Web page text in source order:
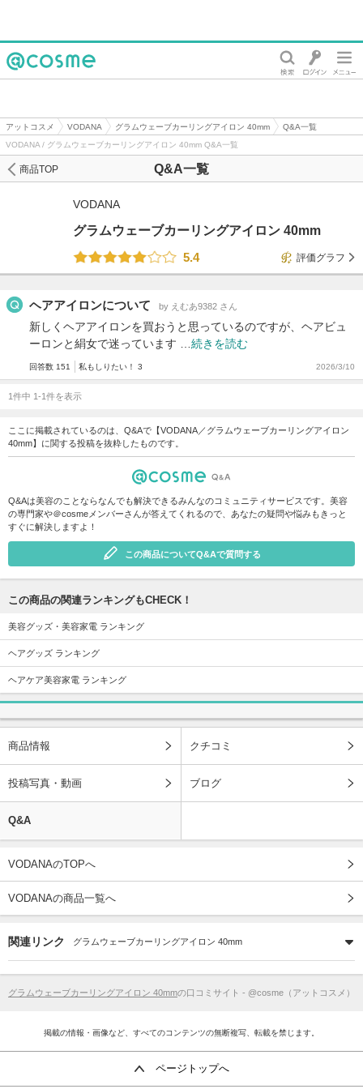
アットコスメ VODANA グラムウェーブカーリングアイロン 40mm
Q&A一覧
VODANA / グラムウェーブカーリングアイロン 40mm Q&A一覧
Q&A一覧
商品TOP
VODANA
グラムウェーブカーリングアイロン 40mm
5.4
評価グラフ
ヘアアイロンについて by えむあ9382 さん
新しくヘアアイロンを買おうと思っているのですが、ヘアビュ
ーロンと絹女で迷っています … 続きを読む
回答数 151 私もしりたい！ 3 2026/3/10
1件中 1-1件を表示
ここに掲載されているのは、Q&Aで【VODANA／グラムウェーブカーリングアイロン
40mm】に関する投稿を抜粋したものです。
Q&Aは美容のことならなんでも解決できるみんなのコミュニティサービスです。美容
の専門家や＠cosmeメンバーさんが答えてくれるので、あなたの疑問や悩みもきっと
すぐに解決しますよ！
この商品についてQ&Aで質問する
この商品の関連ランキングもCHECK！
美容グッズ・美容家電 ランキング
ヘアグッズ ランキング
ヘアケア美容家電 ランキング
商品情報 クチコミ
投稿写真・動画 ブログ
Q&A
VODANAのTOPへ
VODANAの商品一覧へ
関連リンク グラムウェーブカーリングアイロン 40mm
グラムウェーブカーリングアイロン 40mmの口コミサイト - @cosme（アットコスメ）
掲載の情報・画像など、すべてのコンテンツの無断複写、転載を禁じます。
ページトップへ